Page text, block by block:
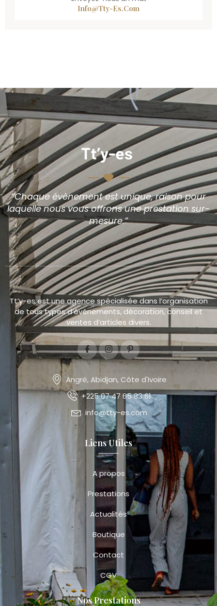
Info@tty-Es.com
“Chaque évènement est unique, raison pour
laquelle nous vous offrons une prestation sur-
mesure.”
Tt’y-es est une agence spécialisée dans l’organisation
de tous types d’évènements, décoration, conseil et
ventes d’articles divers.
Angré, Abidjan, Côte d'Ivoire
+225 07 47 65 83 61
info@tty-es.com
Liens Utiles
A propos
Prestations
Actualités
Boutique
Contact
CGV
Nos Prestations